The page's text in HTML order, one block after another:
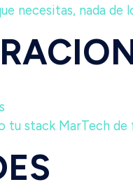
necesitas, nada de
tu stack MarTech